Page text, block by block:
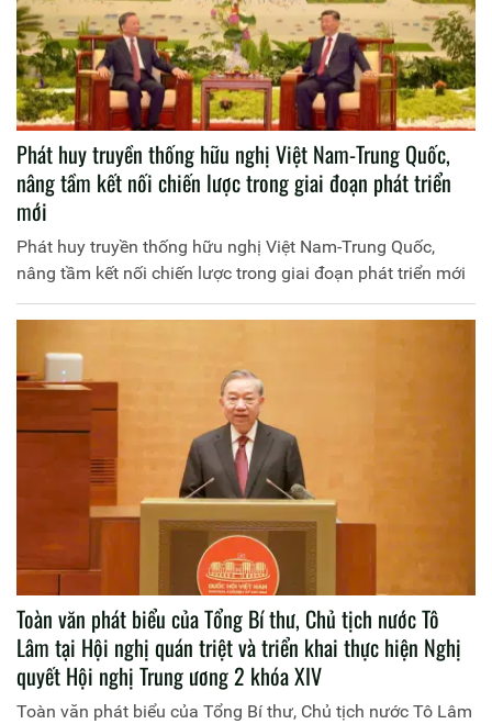
Phát huy truyền thống hữu nghị Việt Nam-Trung Quốc,
nâng tầm kết nối chiến lược trong giai đoạn phát triển
mới
Phát huy truyền thống hữu nghị Việt Nam-Trung Quốc,
nâng tầm kết nối chiến lược trong giai đoạn phát triển mới
Toàn văn phát biểu của Tổng Bí thư, Chủ tịch nước Tô
Lâm tại Hội nghị quán triệt và triển khai thực hiện Nghị
quyết Hội nghị Trung ương 2 khóa XIV
Toàn văn phát biểu của Tổng Bí thư, Chủ tịch nước Tô Lâm